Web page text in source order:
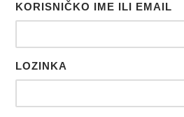
KORISNIČKO IME ILI EMAIL
LOZINKA